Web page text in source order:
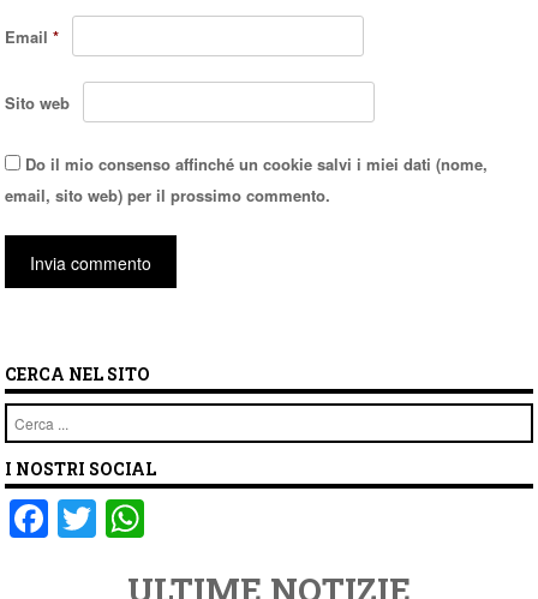
Email*
Sito web
Do il mio consenso affinché un cookie salvi i miei dati (nome,
email, sito web) per il prossimo commento.
CERCA NEL SITO
Cerca
I NOSTRI SOCIAL
F
a
T
wi
ULTIME NOTIZIE